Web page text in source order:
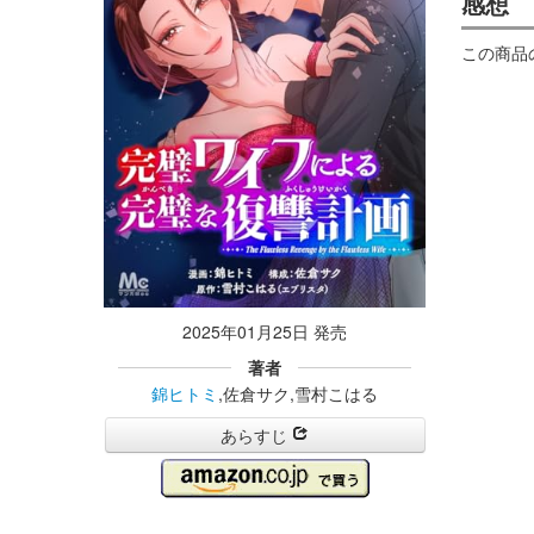
2025年01月25日 発売
著者
錦ヒトミ ,佐倉サク,雪村こはる
あらすじ
この商品